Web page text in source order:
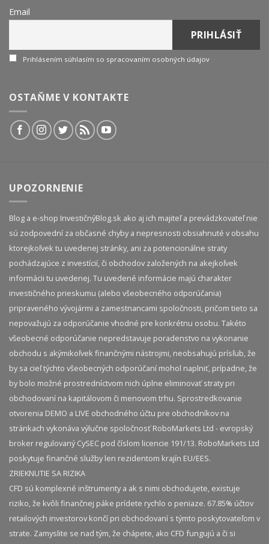
Email
Prihlásením súhlasím so spracovaním osobných údajov
OSTAŇME V KONTAKTE
UPOZORNENIE
Blog a e-shop InvestičnýBlog.sk ako aj ich majiteľ a prevádzkovateľ nie
sú zodpovední za občasné chyby a nepresnosti obsiahnuté v obsahu
ktorejkoľvek tu uvedenej stránky, ani za potencionálne straty
pochádzajúce z investícií, či obchodov založených na akejkoľvek
informácii tu uvedenej. Tu uvedené informácie majú charakter
investičného prieskumu (alebo všeobecného odporúčania)
pripraveného vývojármi a zamestnancami spoločnosti, pričom tieto sa
nepovažujú za odporúčanie vhodné pre konkrétnu osobu. Takéto
všeobecné odporúčanie nepredstavuje poradenstvo na vykonanie
obchodu s akýmikoľvek finančnými nástrojmi, neobsahujú prísľub, že
by sa cieľ týchto všeobecných odporúčaní mohol naplniť, prípadne, že
by bolo možné prostredníctvom nich úplne eliminovať straty pri
obchodovaní na kapitálovom či menovom trhu. Sprostredkovanie
otvorenia DEMO a LIVE obchodného účtu pre obchodníkov na
stránkach vykonáva výlučne spoločnosť RoboMarkets Ltd - evropský
broker regulovaný CySEC pod číslom licencie 191/13. RoboMarkets Ltd
poskytuje finančné služby len rezidentom krajín EU/EES.
ZRIEKNUTIE SA RIZIKA
CFD sú komplexné inštrumenty a ak s nimi obchodujete, existuje
riziko, že kvôli finančnej páke prídete rychlo o peniaze. 67.85% účtov
retailových investorov končí pri obchodovaní s týmto poskytovateľom v
strate. Zamyslite se nad tým, že chápete, ako CFD fungujú a či si